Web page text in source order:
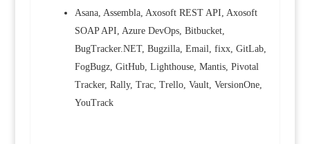
Asana, Assembla, Axosoft REST API, Axosoft
SOAP API, Azure DevOps, Bitbucket,
BugTracker.NET, Bugzilla, Email, fixx, GitLab,
FogBugz, GitHub, Lighthouse, Mantis, Pivotal
Tracker, Rally, Trac, Trello, Vault, VersionOne,
YouTrack